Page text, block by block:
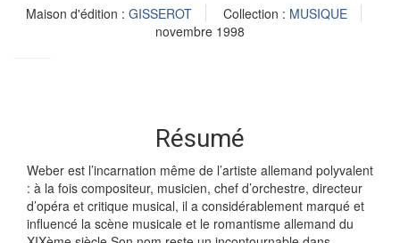
Maison d'édition : GISSEROT Collection : MUSIQUE
novembre 1998
Résumé
Weber est l’incarnation même de l’artiste allemand polyvalent
: à la fois compositeur, musicien, chef d’orchestre, directeur
d’opéra et critique musical, il a considérablement marqué et
influencé la scène musicale et le romantisme allemand du